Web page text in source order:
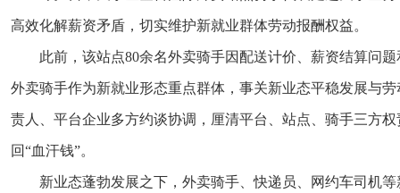
高效化解薪资矛盾，切实维护新就业群体劳动报酬权益。
此前，该站点80余名外卖骑手因配送计价、薪资结算问
外卖骑手作为新就业形态重点群体，事关新业态平稳发展与
责人、平台企业多方约谈协调，厘清平台、站点、骑手三方
回“血汗钱”。
新业态蓬勃发展之下，外卖骑手、快递员、网约车司机